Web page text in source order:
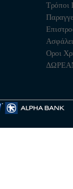
Τρόποι
Οροι